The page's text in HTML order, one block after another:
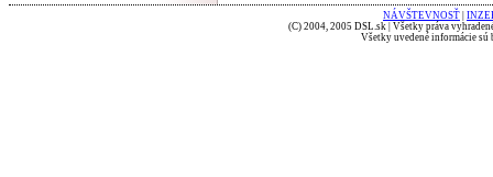
NÁVŠTEVNOSŤ
(C) 2004, 2005 DSL.sk | Všetky práva
Všetky uvedené informácie sú